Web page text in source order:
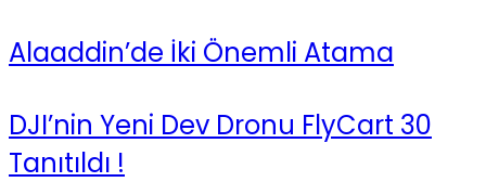
Alaaddin’de İki Önemli Atama
DJI’nin Yeni Dev Dronu FlyCart 30
Tanıtıldı !